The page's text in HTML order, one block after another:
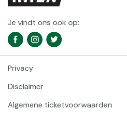
Je vindt ons ook op:
Social
media
FacebookInstagramTwitter
Footer
navigatie
Privacy
Disclaimer
Algemene ticketvoorwaarden